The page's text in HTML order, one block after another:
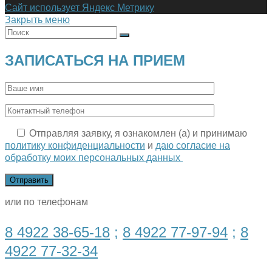
Сайт использует Яндекс Метрику
Закрыть меню
ЗАПИСАТЬСЯ НА ПРИЕМ
Отправляя заявку, я ознакомлен (а) и принимаю
политику конфиденциальности и даю согласие на
обработку моих персональных данных
или по телефонам
8 4922 38-65-18 ; 8 4922 77-97-94 ; 8
4922 77-32-34